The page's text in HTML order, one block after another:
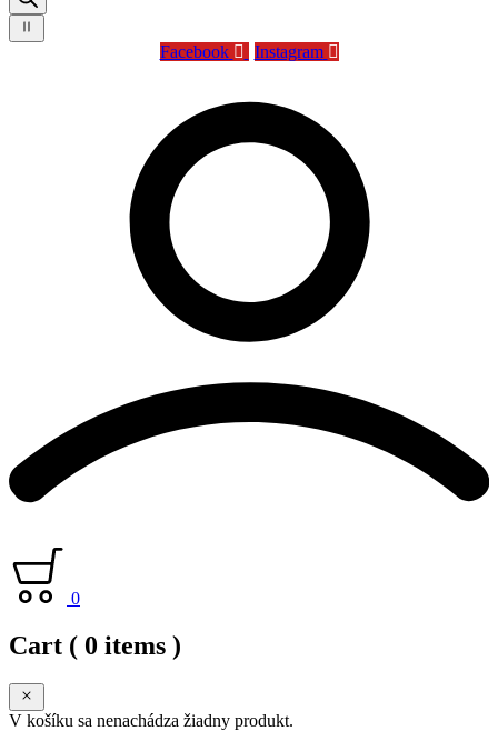
Facebook Instagram
0
Cart ( 0 items )
V košíku sa nenachádza žiadny produkt.